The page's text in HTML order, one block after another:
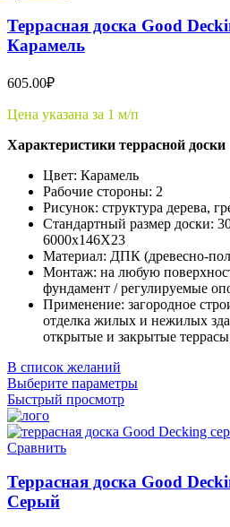
Террасная доска Good
Карамель
605.00₽
Цена указана за 1 м/п
Характеристики террасной доски
Цвет: Карамель
Рабочие стороны: 2
Рисунок: структура дерева,
Стандартный размер доски:
6000x146X23
Материал: ДПК (древесно-
Монтаж: на любую
фундамент / регулируемые
Применение: загородное
отделка жилых и нежилых
открытые и закрытые
В список желаний
Выберите параметры
Быстрый просмотр
Сравнить
Террасная доска Good
Серый